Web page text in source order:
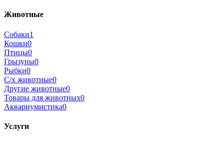
Животные
Собаки1
Кошки0
Птицы0
Грызуны0
Рыбки0
С/х животные0
Другие животные0
Товары для животных0
Аквариумистика0
Услуги